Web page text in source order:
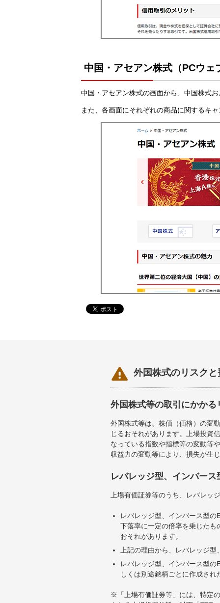
中国・アセアン株式（PCウェ
中国・アセアン株式の画面から、中国株式
また、各画面にそれぞれの商品に関するキ
 外国株式のリスク
外国株式等の取引にかかる
外国株式等は、株価（価格）の変
じるおそれがあります。上場投資
なっている指数や指標等の変動等
収益力の変動等により、損失が生
レバレッジ型、インバー
上場有価証券等のうち、レバレ
レバレッジ型、インバース型
下落率に一定の倍率を乗じた
おそれがあります。
上記の理由から、レバレッジ
レバレッジ型、インバース型
しくは別途銘柄ごとに作成さ
※「上場有価証券等」には、特定